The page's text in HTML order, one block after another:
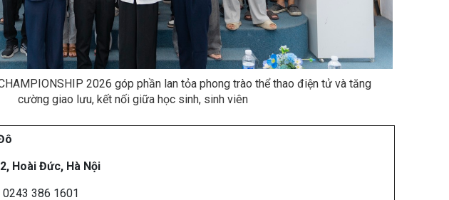
2026 góp phần lan tỏa phong trào thể thao điện tử và tăng
cường giao lưu, kết nối giữa học sinh, sinh viên
Hoài Đức, Hà Nội
386 1601